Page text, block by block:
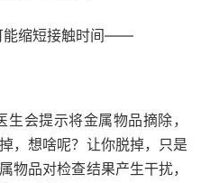
能缩短接触时间——
会提示将金属物品摘除，
，想啥呢？让你脱掉，只是
物品对检查结果产生干扰，